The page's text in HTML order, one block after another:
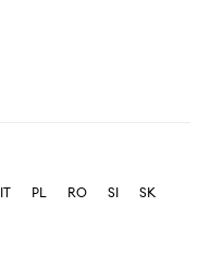
IT PL RO SI
SK